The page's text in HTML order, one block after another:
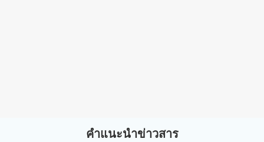
คำแนะนำข่าวสาร